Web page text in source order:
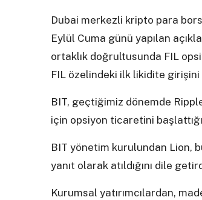
Dubai merkezli kripto para
Eylül Cuma günü yapılan
ortaklık doğrultusunda FIL
FIL özelindeki ilk likidite girişini
BIT, geçtiğimiz dönemde
için opsiyon ticaretini
BIT yönetim kurulundan Lion,
yanıt olarak atıldığını dile
Kurumsal yatırımcılardan,